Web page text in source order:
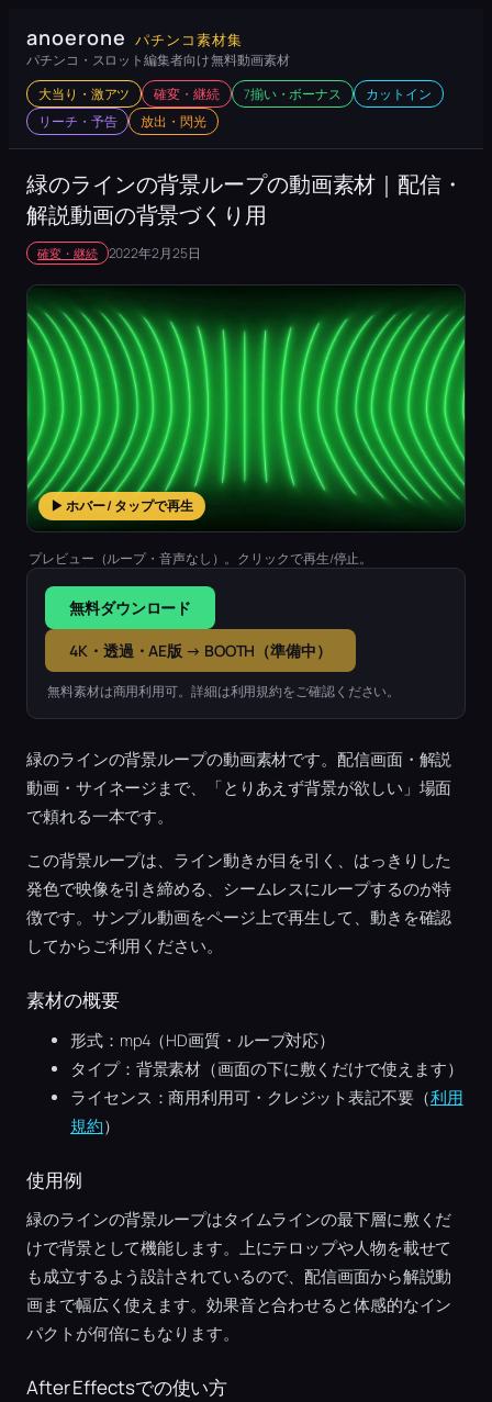
容
ス
キ
プ
anoerone パチンコ素材集
パチンコ・スロット編集者向け 無料動画素材
大当り・激アツ 確変・継続 7揃い・ボーナス
カットイン
リーチ・予告
放出・閃光
緑のラインの背景ループの動画素材｜配信・
解説動画の背景づくり用
確変・継続 2022年2月25日
▶ ホバー / タップで再生
プレビュー（ループ・音声なし）。クリックで再生/停止。
無料ダウンロード
4K・透過・AE版 → BOOTH（準備中）
無料素材は商用利用可。詳細は利用規約をご確認ください。
緑のラインの背景ループの動画素材です。配信画面・解説
動画・サイネージまで、「とりあえず背景が欲しい」場面
で頼れる一本です。
この背景ループは、ライン動きが目を引く、はっきりした
発色で映像を引き締める、シームレスにループするのが特
徴です。サンプル動画をページ上で再生して、動きを確認
してからご利用ください。
素材の概要
形式：mp4（HD画質・ループ対応）
タイプ：背景素材（画面の下に敷くだけで使えます）
ライセンス：商用利用可・クレジット表記不要（利用
規約）
使用例
緑のラインの背景ループはタイムラインの最下層に敷くだ
けで背景として機能します。上にテロップや人物を載せて
も成立するよう設計されているので、配信画面から解説動
画まで幅広く使えます。効果音と合わせると体感的なイン
パクトが何倍にもなります。
After Effectsでの使い方